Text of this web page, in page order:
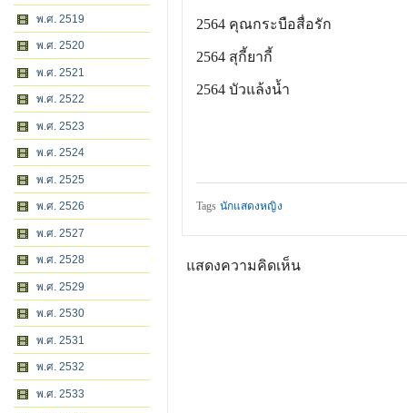
พ.ศ. 2519
พ.ศ. 2520
พ.ศ. 2521
พ.ศ. 2522
พ.ศ. 2523
พ.ศ. 2524
พ.ศ. 2525
พ.ศ. 2526
พ.ศ. 2527
พ.ศ. 2528
พ.ศ. 2529
พ.ศ. 2530
พ.ศ. 2531
พ.ศ. 2532
พ.ศ. 2533
2564 คุณกระบือสื่อรัก
2564 สุกี้ยากี้
2564 บัวแล้งน้ำ
Tags นักแสดงหญิง
แสดงความคิดเห็น